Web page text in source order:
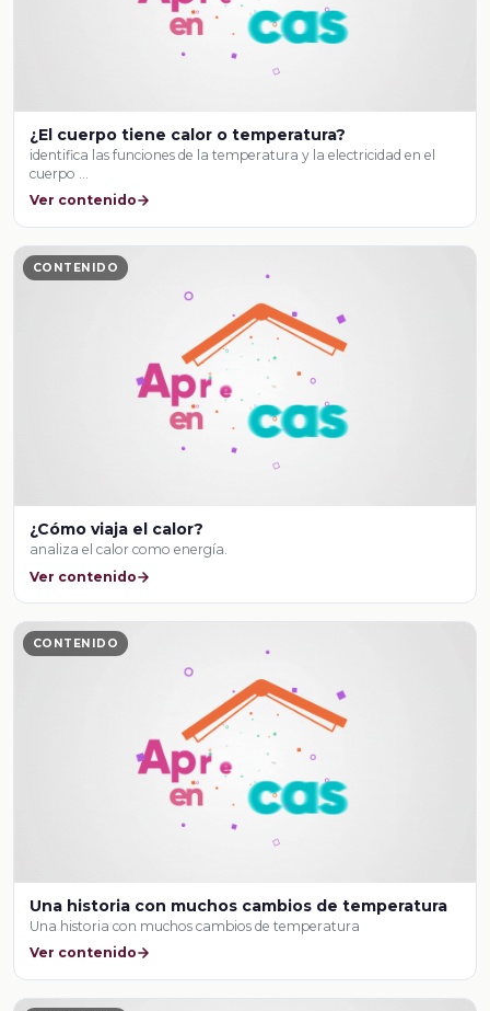
¿El cuerpo tiene calor o temperatura?
identifica las funciones de la temperatura y la electricidad en el
cuerpo …
Ver contenido
CONTENIDO
¿Cómo viaja el calor?
analiza el calor como energía.
Ver contenido
CONTENIDO
Una historia con muchos cambios de temperatura
Una historia con muchos cambios de temperatura
Ver contenido